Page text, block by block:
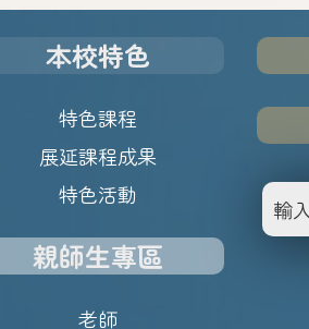
本校特色
特色課程
展延課程成果
特色活動
親師生專區
老師